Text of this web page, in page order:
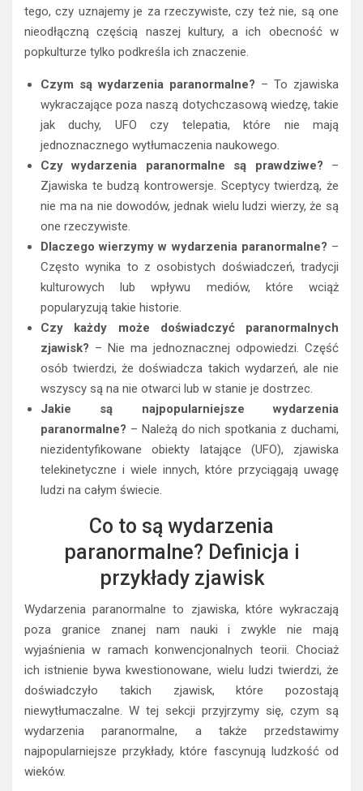
tego, czy uznajemy je za rzeczywiste, czy też nie, są one
nieodłączną częścią naszej kultury, a ich obecność w
popkulturze tylko podkreśla ich znaczenie.
Czym są wydarzenia paranormalne? – To zjawiska
wykraczające poza naszą dotychczasową wiedzę, takie
jak duchy, UFO czy telepatia, które nie mają
jednoznacznego wytłumaczenia naukowego.
Czy wydarzenia paranormalne są prawdziwe? –
Zjawiska te budzą kontrowersje. Sceptycy twierdzą, że
nie ma na nie dowodów, jednak wielu ludzi wierzy, że są
one rzeczywiste.
Dlaczego wierzymy w wydarzenia paranormalne? –
Często wynika to z osobistych doświadczeń, tradycji
kulturowych lub wpływu mediów, które wciąż
popularyzują takie historie.
Czy każdy może doświadczyć paranormalnych
zjawisk? – Nie ma jednoznacznej odpowiedzi. Część
osób twierdzi, że doświadcza takich wydarzeń, ale nie
wszyscy są na nie otwarci lub w stanie je dostrzec.
Jakie są najpopularniejsze wydarzenia
paranormalne? – Należą do nich spotkania z duchami,
niezidentyfikowane obiekty latające (UFO), zjawiska
telekinetyczne i wiele innych, które przyciągają uwagę
ludzi na całym świecie.
Co to są wydarzenia
paranormalne? Definicja i
przykłady zjawisk
Wydarzenia paranormalne to zjawiska, które wykraczają
poza granice znanej nam nauki i zwykle nie mają
wyjaśnienia w ramach konwencjonalnych teorii. Chociaż
ich istnienie bywa kwestionowane, wielu ludzi twierdzi, że
doświadczyło takich zjawisk, które pozostają
niewytłumaczalne. W tej sekcji przyjrzymy się, czym są
wydarzenia paranormalne, a także przedstawimy
najpopularniejsze przykłady, które fascynują ludzkość od
wieków.